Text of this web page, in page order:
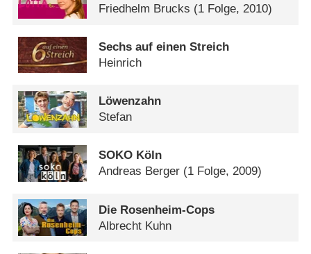
Friedhelm Brucks (1 Folge, 2010)
Sechs auf einen Streich
Heinrich
Löwenzahn
Stefan
SOKO Köln
Andreas Berger (1 Folge, 2009)
Die Rosenheim-Cops
Albrecht Kuhn